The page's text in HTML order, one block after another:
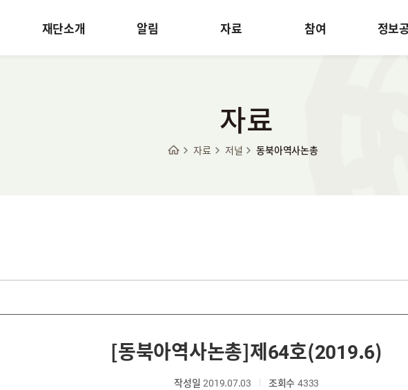
재단소개 알림 자료 참여 정보
자료
자료 저널 동북아역사논총
[동북아역사논총]제64호(2019.6)
작성일 2019.07.03 조회수 4333